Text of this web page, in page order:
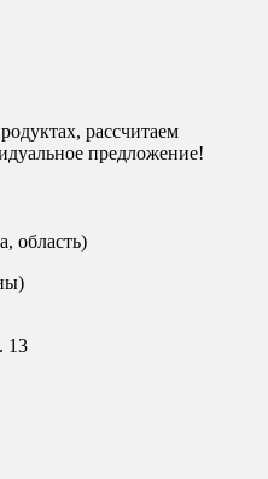
рассчитаем
предложение!
область)
13